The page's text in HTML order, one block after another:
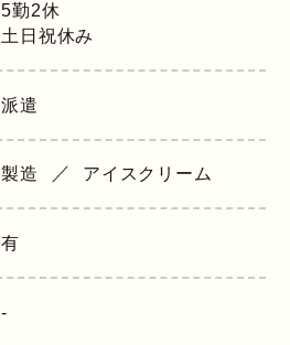
5勤2休
土日祝休み
派遣
製造 アイスクリーム
有
-